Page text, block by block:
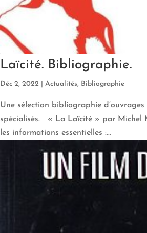
Laïcité. Bibliographie.
Déc 2, 2022 Actualités, Bibliographie
Une sélection bibliographie
spécialisés. « La Laïcité » par Michel
les informations essentielles :...